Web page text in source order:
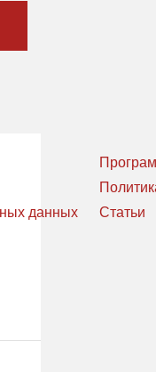
данных
Статьи